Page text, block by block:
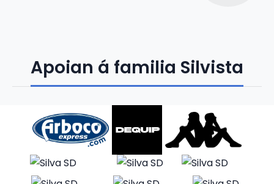
Apoian á familia Silvista